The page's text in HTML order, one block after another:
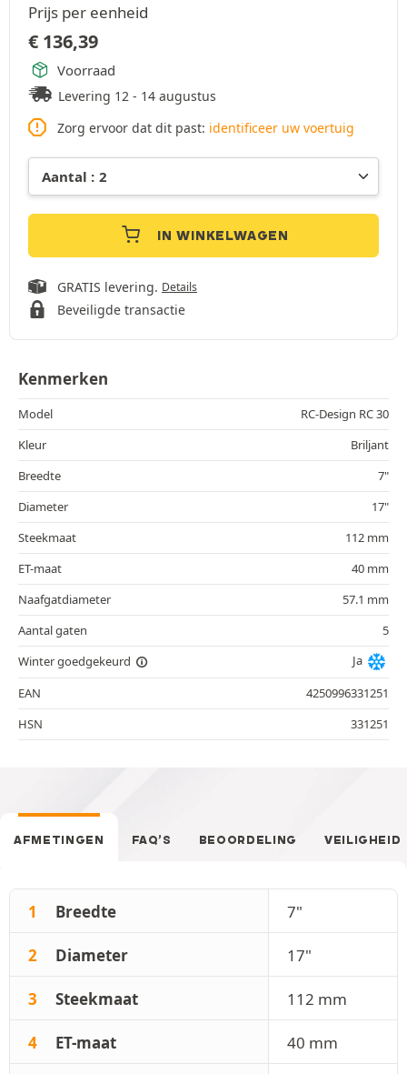
Prijs per eenheid
€ 136,39
Voorraad
Levering 12 - 14 augustus
Zorg ervoor dat dit past: identificeer uw voertuig
IN WINKELWAGEN
GRATIS levering. Details
Beveiligde transactie
Kenmerken
Model
RC-Design RC 30
Kleur
Briljant
Breedte
7"
Diameter
17"
Steekmaat
112 mm
ET-maat
40 mm
Naafgatdiameter
57.1 mm
Aantal gaten
5
Winter goedgekeurd
Ja
EAN
4250996331251
HSN
331251
AFMETINGEN FAQ’S BEOORDELING VEILIGHEID
1 Breedte 7"
2 Diameter 17"
3 Steekmaat 112 mm
4 ET-maat 40 mm